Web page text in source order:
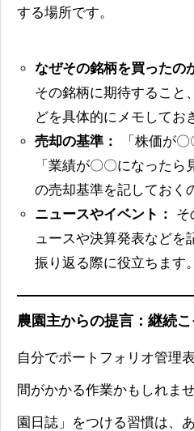
する場所です。
なぜその銘柄を買ったの
その銘柄に期待すること
どを具体的にメモしてお
売却の基準：
「株価が〇
「業績が〇〇になった
の売却基準を記しておく
ニュースやイベント：
そ
ュースや決算発表などを
振り返る際に役立ちます。
農園主からの提言：継続
自分でポートフォリオ管理
間がかかる作業かもしれま
園日誌」をつける習慣は、